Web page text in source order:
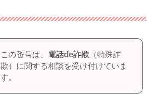
この番号は、 電話de詐欺（特殊詐
欺）に関する相談を受け付けていま
す。